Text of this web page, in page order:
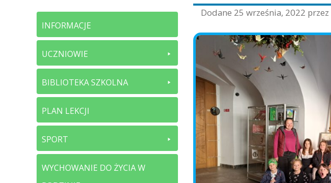
Dodane 25 września, 2022 przez
INFORMACJE
UCZNIOWIE
BIBLIOTEKA SZKOLNA
PLAN LEKCJI
SPORT
WYCHOWANIE DO ŻYCIA W